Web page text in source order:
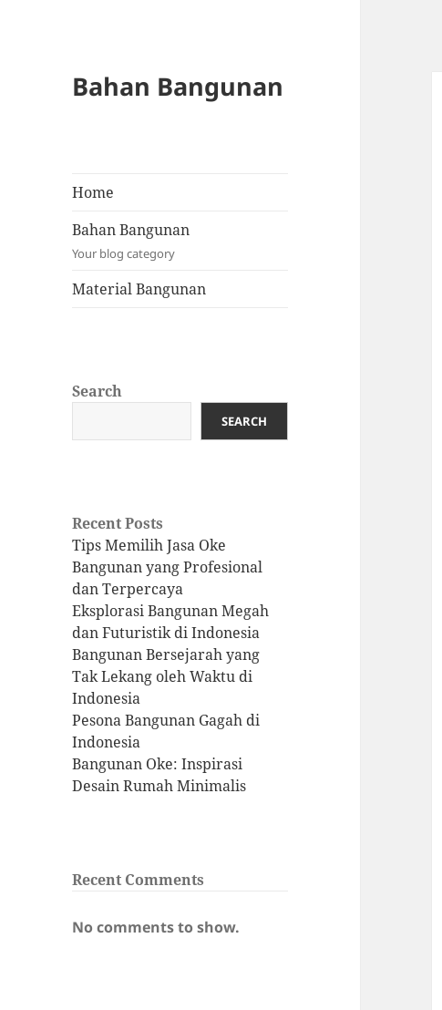
Bahan Bangunan
Home
Bahan Bangunan
Your blog category
Material Bangunan
Search
SEARCH
Recent Posts
Tips Memilih Jasa Oke
Bangunan yang Profesional
dan Terpercaya
Eksplorasi Bangunan Megah
dan Futuristik di Indonesia
Bangunan Bersejarah yang
Tak Lekang oleh Waktu di
Indonesia
Pesona Bangunan Gagah di
Indonesia
Bangunan Oke: Inspirasi
Desain Rumah Minimalis
Recent Comments
No comments to show.